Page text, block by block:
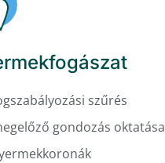
szűrés
gondozás oktatása